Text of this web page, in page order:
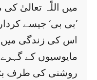
میں اللّہ تعالیٰ
’بی بی‘ جیسے
اس کی زندگی میں
مایوسیوں کے
روشنی کی طرف